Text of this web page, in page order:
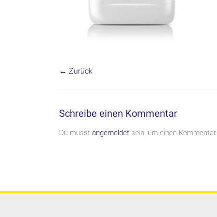
← Zurück
Schreibe einen Kommentar
Du musst angemeldet sein, um einen